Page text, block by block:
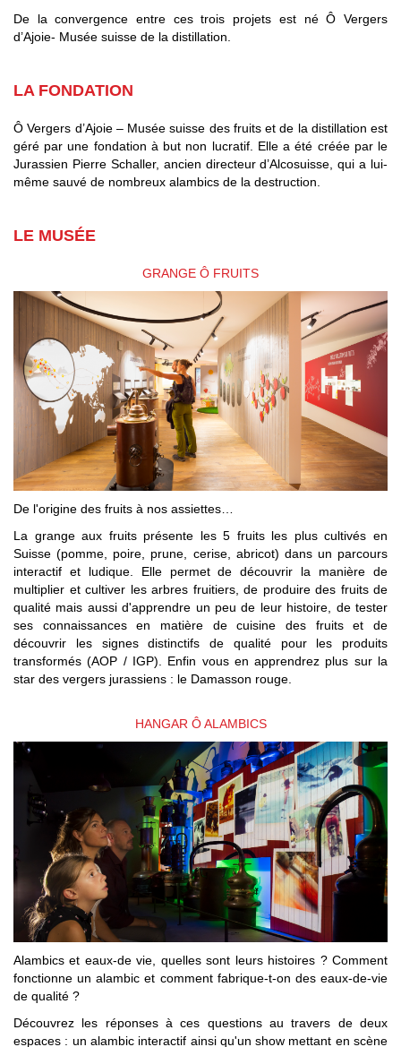
De la convergence entre ces trois projets est né Ô Vergers
d’Ajoie- Musée suisse de la distillation.
LA FONDATION
Ô Vergers d’Ajoie – Musée suisse des fruits et de la distillation est
géré par une fondation à but non lucratif. Elle a été créée par le
Jurassien Pierre Schaller, ancien directeur d’Alcosuisse, qui a lui-
même sauvé de nombreux alambics de la destruction.
LE MUSÉE
GRANGE Ô FRUITS
De l'origine des fruits à nos assiettes…
La grange aux fruits présente les 5 fruits les plus cultivés en
Suisse (pomme, poire, prune, cerise, abricot) dans un parcours
interactif et ludique. Elle permet de découvrir la manière de
multiplier et cultiver les arbres fruitiers, de produire des fruits de
qualité mais aussi d'apprendre un peu de leur histoire, de tester
ses connaissances en matière de cuisine des fruits et de
découvrir les signes distinctifs de qualité pour les produits
transformés (AOP / IGP). Enfin vous en apprendrez plus sur la
star des vergers jurassiens : le Damasson rouge.
HANGAR Ô ALAMBICS
Alambics et eaux-de vie, quelles sont leurs histoires ? Comment
fonctionne un alambic et comment fabrique-t-on des eaux-de-vie
de qualité ?
Découvrez les réponses à ces questions au travers de deux
espaces : un alambic interactif ainsi qu'un show mettant en scène